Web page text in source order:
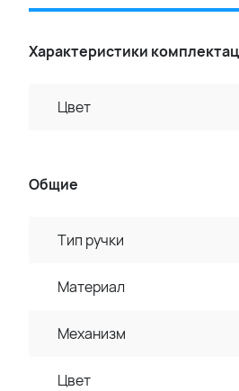
Характеристики
Цвет
Общие
Тип ручки
Материал
Механизм
Цвет